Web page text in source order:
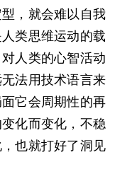
，就会难以自我
类思维运动的载
人类的心智活动
法用技术语言来
它会周期性的再
化而变化， 不稳
也就打好了洞见